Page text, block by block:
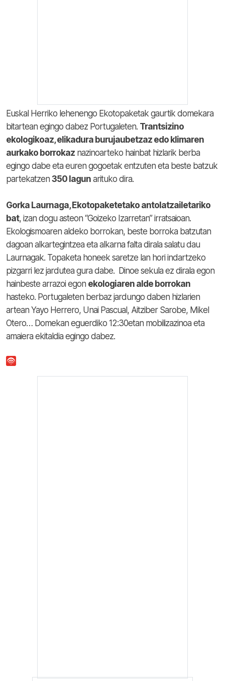
Euskal Herriko lehenengo Ekotopaketak gaurtik domekara
bitartean egingo dabez Portugaleten. Trantsizino
ekologikoaz, elikadura burujaubetzaz edo klimaren
aurkako borrokaz nazinoarteko hainbat hizlarik berba
egingo dabe eta euren gogoetak entzuten eta beste batzuk
partekatzen 350 lagun arituko dira.
Gorka Laurnaga, Ekotopaketetako antolatzailetariko
bat, izan dogu asteon “Goizeko Izarretan” irratsaioan.
Ekologismoaren aldeko borrokan, beste borroka batzutan
dagoan alkartegintzea eta alkarna falta dirala salatu dau
Laurnagak. Topaketa honeek saretze lan hori indartzeko
pizgarri lez jardutea gura dabe. Dinoe sekula ez dirala egon
hainbeste arrazoi egon ekologiaren alde borrokan
hasteko. Portugaleten berbaz jardungo daben hizlarien
artean Yayo Herrero, Unai Pascual, Aitziber Sarobe, Mikel
Otero… Domekan eguerdiko 12:30etan mobilizazinoa eta
amaiera ekitaldia egingo dabez.